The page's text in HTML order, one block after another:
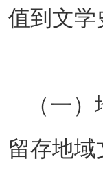
值到文学
（一
留存地